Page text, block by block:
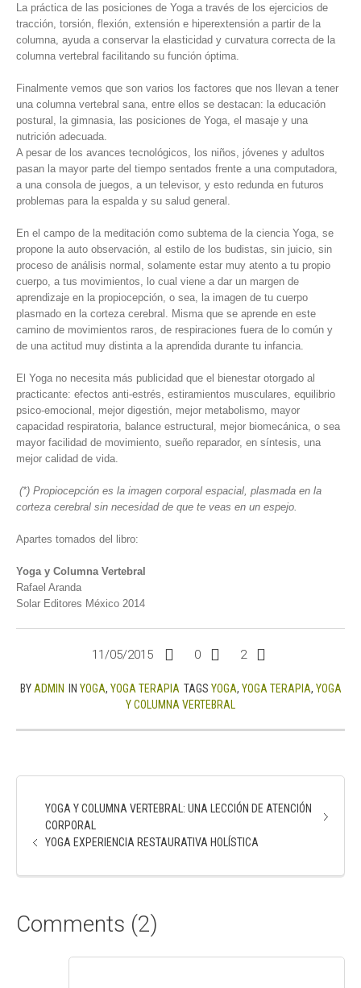
La práctica de las posiciones de Yoga a través de los ejercicios de
tracción, torsión, flexión, extensión e hiperextensión a partir de la
columna, ayuda a conservar la elasticidad y curvatura correcta de la
columna vertebral facilitando su función óptima.
Finalmente vemos que son varios los factores que nos llevan a tener
una columna vertebral sana, entre ellos se destacan: la educación
postural, la gimnasia, las posiciones de Yoga, el masaje y una
nutrición adecuada.
A pesar de los avances tecnológicos, los niños, jóvenes y adultos
pasan la mayor parte del tiempo sentados frente a una computadora,
a una consola de juegos, a un televisor, y esto redunda en futuros
problemas para la espalda y su salud general.
En el campo de la meditación como subtema de la ciencia Yoga, se
propone la auto observación, al estilo de los budistas, sin juicio, sin
proceso de análisis normal, solamente estar muy atento a tu propio
cuerpo, a tus movimientos, lo cual viene a dar un margen de
aprendizaje en la propiocepción, o sea, la imagen de tu cuerpo
plasmado en la corteza cerebral. Misma que se aprende en este
camino de movimientos raros, de respiraciones fuera de lo común y
de una actitud muy distinta a la aprendida durante tu infancia.
El Yoga no necesita más publicidad que el bienestar otorgado al
practicante: efectos anti-estrés, estiramientos musculares, equilibrio
psico-emocional, mejor digestión, mejor metabolismo, mayor
capacidad respiratoria, balance estructural, mejor biomecánica, o sea
mayor facilidad de movimiento, sueño reparador, en síntesis, una
mejor calidad de vida.
(*) Propiocepción es la imagen corporal espacial, plasmada en la
corteza cerebral sin necesidad de que te veas en un espejo.
Apartes tomados del libro:
Yoga y Columna Vertebral
Rafael Aranda
Solar Editores México 2014
11/05/2015 0 2
BY ADMIN IN YOGA, YOGA TERAPIA TAGS YOGA, YOGA TERAPIA, YOGA
Y COLUMNA VERTEBRAL
YOGA Y COLUMNA VERTEBRAL: UNA LECCIÓN DE ATENCIÓN
CORPORAL
YOGA EXPERIENCIA RESTAURATIVA HOLÍSTICA
Comments (2)